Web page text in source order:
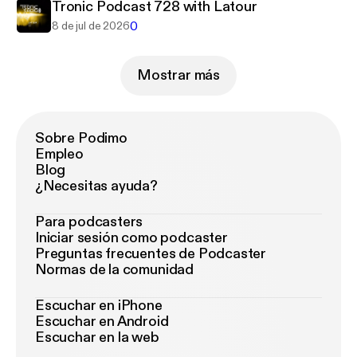
Tronic Podcast 728 with Latour
8 de jul de 20260
Mostrar más
Sobre Podimo
Empleo
Blog
¿Necesitas ayuda?
Para podcasters
Iniciar sesión como podcaster
Preguntas frecuentes de Podcaster
Normas de la comunidad
Escuchar en iPhone
Escuchar en Android
Escuchar en la web